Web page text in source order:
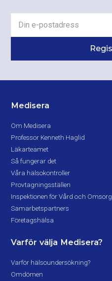
Medisera
Om Medisera
Professor Kenneth Haglid
Läkarteamet
Så fungerar det
Våra hälsokontroller
Provtagningsställen
Inspektionen för Vård och Omsorg
Samarbetspartners
Företagshälsa
Varför välja Medisera?
Varför hälsoundersökning?
Omdömen